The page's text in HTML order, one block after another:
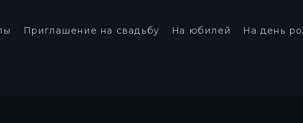
Приглашение на свадьбу На юбилей На день